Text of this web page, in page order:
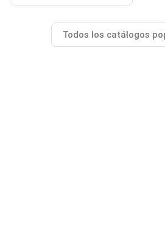
Todos los catálogos